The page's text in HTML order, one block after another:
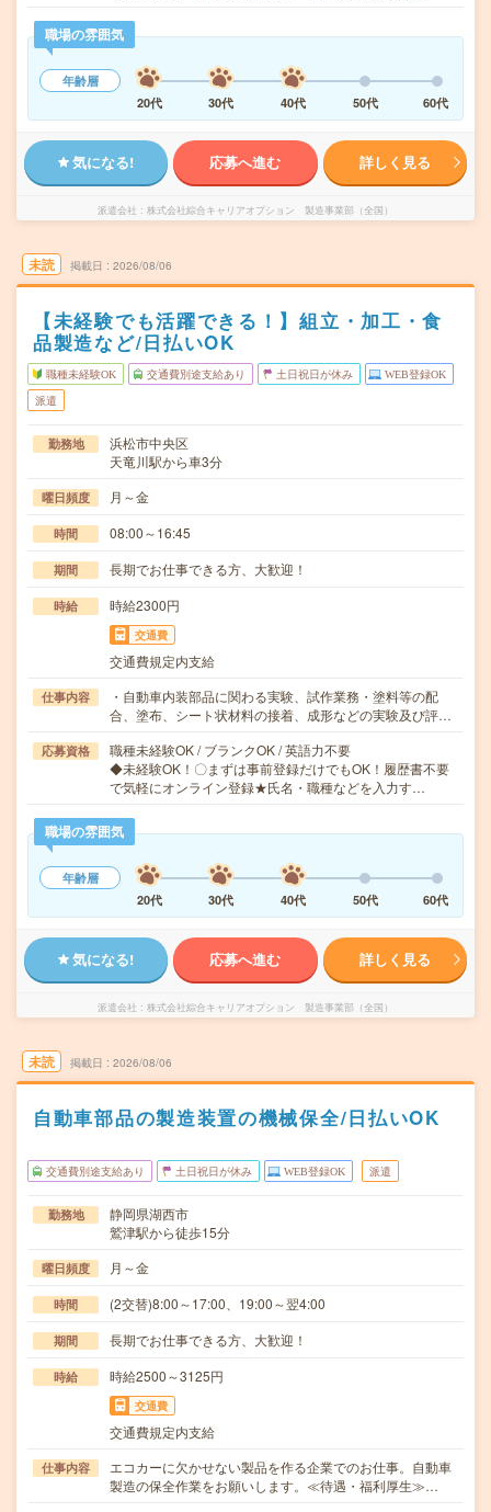
職場の雰囲気
年齢層
20代
30代 40代 50代 60代
気になる! 応募へ進む 詳しく見る
派遣会社 株式会社綜合キャリアオプション 製造事業部（全国）
未読 掲載日 2026/08/06
【未経験でも活躍できる！】組立・加工・食
品製造など/日払いOK
職種未経験OK 交通費別途支給あり 土日祝日が休み WEB登録OK
派遣
勤務地
浜松市中央区
天竜川駅から車3分
曜日頻度 月～金
時間 08:00～16:45
期間 長期でお仕事できる方、大歓迎！
時給 時給2300円
交通費
交通費規定内支給
仕事内容
・自動車内装部品に関わる実験、試作業務・塗料等の配
合、塗布、シート状材料の接着、成形などの実験及び評…
応募資格
職種未経験OK / ブランクOK / 英語力不要
◆未経験OK！〇まずは事前登録だけでもOK！履歴書不要
で気軽にオンライン登録★氏名・職種などを入力す…
職場の雰囲気
年齢層
20代
30代 40代 50代 60代
気になる! 応募へ進む 詳しく見る
派遣会社 株式会社綜合キャリアオプション 製造事業部（全国）
未読 掲載日 2026/08/06
自動車部品の製造装置の機械保全/日払いOK
交通費別途支給あり 土日祝日が休み WEB登録OK 派遣
勤務地
静岡県湖西市
鷲津駅から徒歩15分
曜日頻度 月～金
時間 (2交替)8:00～17:00、19:00～翌4:00
期間 長期でお仕事できる方、大歓迎！
時給 時給2500～3125円
交通費
交通費規定内支給
仕事内容
エコカーに欠かせない製品を作る企業でのお仕事。自動車
製造の保全作業をお願いします。≪待遇・福利厚生≫…